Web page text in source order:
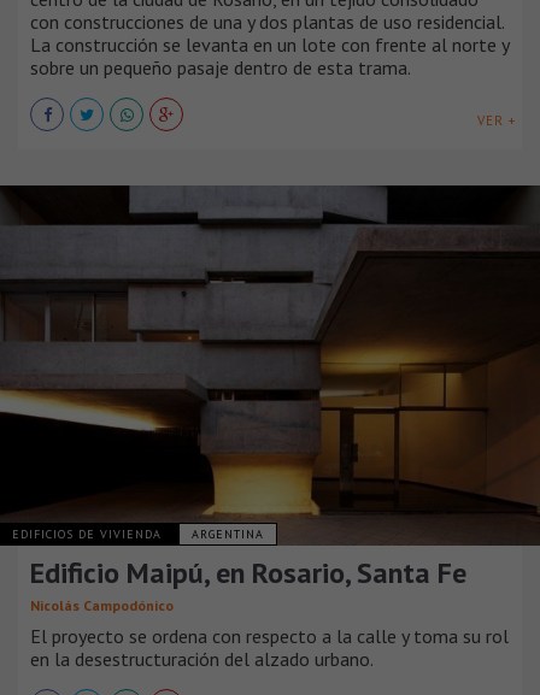
con construcciones de una y dos plantas de uso residencial.
La construcción se levanta en un lote con frente al norte y
sobre un pequeño pasaje dentro de esta trama.
VER +
EDIFICIOS DE VIVIENDA ARGENTINA
Edificio Maipú, en Rosario, Santa Fe
Nicolás Campodónico
El proyecto se ordena con respecto a la calle y toma su rol
en la desestructuración del alzado urbano.